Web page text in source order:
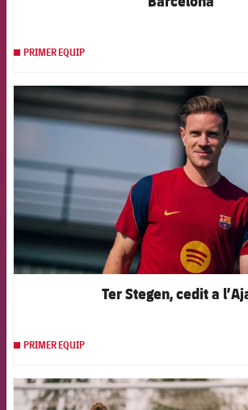
PRIMER EQUIP
FCB
Ter Stegen, cedit a
PRIMER EQUIP
FCB